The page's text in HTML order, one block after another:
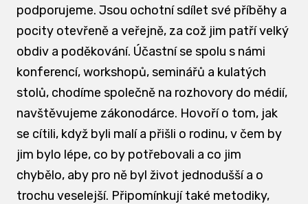
podporujeme. Jsou ochotní sdílet své příběhy a
pocity otevřeně a veřejně, za což jim patří velký
obdiv a poděkování. Účastní se spolu s námi
konferencí, workshopů, seminářů a kulatých
stolů, chodíme společně na rozhovory do médií,
navštěvujeme zákonodárce. Hovoří o tom, jak
se cítili, když byli malí a přišli o rodinu, v čem by
jim bylo lépe, co by potřebovali a co jim
chybělo, aby pro ně byl život jednodušší a o
trochu veselejší. Připomínkují také metodiky,